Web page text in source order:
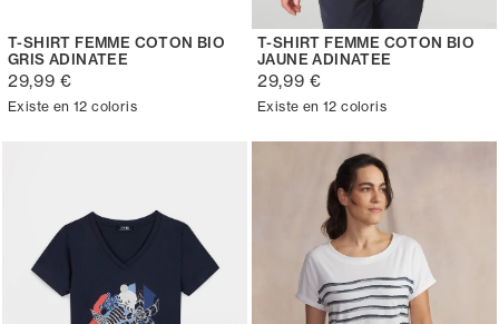
T-SHIRT FEMME COTON BIO
GRIS ADINATEE
29,99 €
Existe en 12 coloris
T-SHIRT FEMME COTON BIO
JAUNE ADINATEE
29,99 €
Existe en 12 coloris